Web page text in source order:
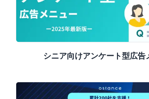
シニア向けアンケート型広告